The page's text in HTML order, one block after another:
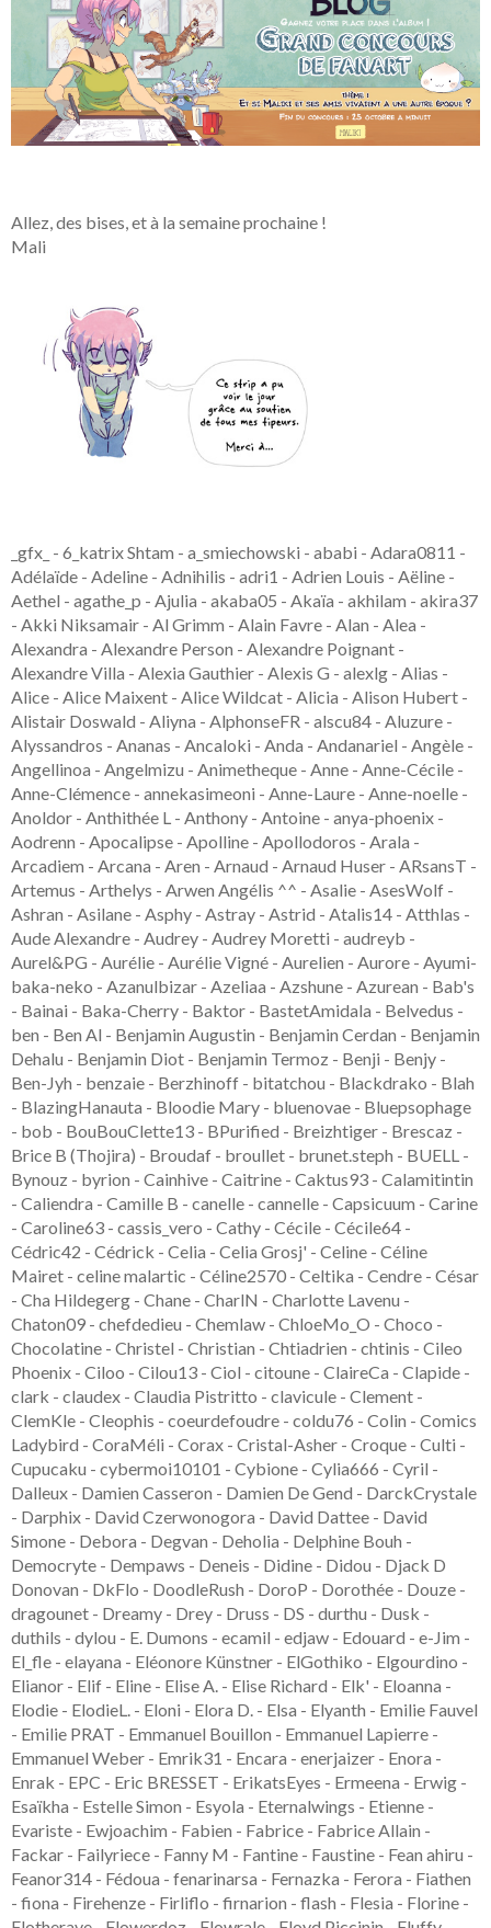
Allez, des bises, et à la semaine prochaine !
Mali
_gfx_ - 6_katrix Shtam - a_smiechowski - ababi - Adara0811 - Adélaïde - Adeline - Adnihilis - adri1 - Adrien Louis - Aëline - Aethel - agathe_p - Ajulia - akaba05 - Akaïa - akhilam - akira37 - Akki Niksamair - Al Grimm - Alain Favre - Alan - Alea - Alexandra - Alexandre Person - Alexandre Poignant - Alexandre Villa - Alexia Gauthier - Alexis G - alexlg - Alias - Alice - Alice Maixent - Alice Wildcat - Alicia - Alison Hubert - Alistair Doswald - Aliyna - AlphonseFR - alscu84 - Aluzure - Alyssandros - Ananas - Ancaloki - Anda - Andanariel - Angèle - Angellinoa - Angelmizu - Animetheque - Anne - Anne-Cécile - Anne-Clémence - annekasimeoni - Anne-Laure - Anne-noelle - Anoldor - Anthithée L - Anthony - Antoine - anya-phoenix - Aodrenn - Apocalipse - Apolline - Apollodoros - Arala - Arcadiem - Arcana - Aren - Arnaud - Arnaud Huser - ARsansT - Artemus - Arthelys - Arwen Angélis ^^ - Asalie - AsesWolf - Ashran - Asilane - Asphy - Astray - Astrid - Atalis14 - Atthlas - Aude Alexandre - Audrey - Audrey Moretti - audreyb - Aurel&PG - Aurélie - Aurélie Vigné - Aurelien - Aurore - Ayumi-baka-neko - Azanulbizar - Azeliaa - Azshune - Azurean - Bab's - Bainai - Baka-Cherry - Baktor - BastetAmidala - Belvedus - ben - Ben Al - Benjamin Augustin - Benjamin Cerdan - Benjamin Dehalu - Benjamin Diot - Benjamin Termoz - Benji - Benjy - Ben-Jyh - benzaie - Berzhinoff - bitatchou - Blackdrako - Blah - BlazingHanauta - Bloodie Mary - bluenovae - Bluepsophage - bob - BouBouClette13 - BPurified - Breizhtiger - Brescaz - Brice B (Thojira) - Broudaf - broullet - brunet.steph - BUELL - Bynouz - byrion - Cainhive - Caitrine - Caktus93 - Calamitintin - Caliendra - Camille B - canelle - cannelle - Capsicuum - Carine - Caroline63 - cassis_vero - Cathy - Cécile - Cécile64 - Cédric42 - Cédrick - Celia - Celia Grosj' - Celine - Céline Mairet - celine malartic - Céline2570 - Celtika - Cendre - César - Cha Hildegerg - Chane - CharlN - Charlotte Lavenu - Chaton09 - chefdedieu - Chemlaw - ChloeMo_O - Choco - Chocolatine - Christel - Christian - Chtiadrien - chtinis - Cileo Phoenix - Ciloo - Cilou13 - Ciol - citoune - ClaireCa - Clapide - clark - claudex - Claudia Pistritto - clavicule - Clement - ClemKle - Cleophis - coeurdefoudre - coldu76 - Colin - Comics Ladybird - CoraMéli - Corax - Cristal-Asher - Croque - Culti - Cupucaku - cybermoi10101 - Cybione - Cylia666 - Cyril - Dalleux - Damien Casseron - Damien De Gend - DarckCrystale - Darphix - David Czerwonogora - David Dattee - David Simone - Debora - Degvan - Deholia - Delphine Bouh - Democryte - Dempaws - Deneis - Didine - Didou - Djack D Donovan - DkFlo - DoodleRush - DoroP - Dorothée - Douze - dragounet - Dreamy - Drey - Druss - DS - durthu - Dusk - duthils - dylou - E. Dumons - ecamil - edjaw - Edouard - e-Jim - El_fle - elayana - Eléonore Künstner - ElGothiko - Elgourdino - Elianor - Elif - Eline - Elise A. - Elise Richard - Elk' - Eloanna - Elodie - ElodieL. - Eloni - Elora D. - Elsa - Elyanth - Emilie Fauvel - Emilie PRAT - Emmanuel Bouillon - Emmanuel Lapierre - Emmanuel Weber - Emrik31 - Encara - enerjaizer - Enora - Enrak - EPC - Eric BRESSET - ErikatsEyes - Ermeena - Erwig - Esaïkha - Estelle Simon - Esyola - Eternalwings - Etienne - Evariste - Ewjoachim - Fabien - Fabrice - Fabrice Allain - Fackar - Failyriece - Fanny M - Fantine - Faustine - Fean ahiru - Feanor314 - Fédoua - fenarinarsa - Fernazka - Ferora - Fiathen - fiona - Firehenze - Firliflo - firnarion - flash - Flesia - Florine - Flotherave - Flowerdoz - Flowrale - Floyd Piccinin - Fluffy Ookami - flyeram - Folkienn - Fou Dubulbe - Fougere - Fouinar - Françoise - Fred - Frédéric - freezoo - freki - Freya - Freytaw - Frimousse - g107708667048774094729 - Gaboo - Gabralk ?Gabralk? Choj - gabriel gass - Gael - Gaël56 - Gaelle Comte - Gaeyah Staim - Gaialys - Galadingue - GallyNet - Garett Greaves - Garoke - gdureuil - Geek Crafts - Geri Idzi - géry Wuilbaut - GeTRoguE - ghani - Ghislain - Giga77 - Gin.net - ginteloph - girard mathieu - Gizmo - Gleaubulle - Gloppy - Gnoutte - Golder - Gouflax - Goutak - gouttegd - GreatGaret - gregory - Grégory - gregstar67 - grifeek - grognard - GroumpH - Gugli - Guillaume - Guitoon - gwen - Gwen et Boris - Gwendalen - gwenmcjaff - Gwenpaine - Hadrien - Hal West - Hammering - HanaPoulpe - Harmfuls - Hasu - Hawklass - Hayatte - Haynee - Heaven - Hedwige - Hélène - Hélo - Herilómë - Hertzeil - Heymie - Hicks - Hiei - Hien - Hikaru_Motenai - Hlussë - Hugo Chauvin - Hugues - Iceven - Idoruchan - Iezael - Iliana - illysma - Ilona - Imdweil - Imperaquiche - Inizi - inouekun luneRouge - Irishelfe - Isa et Co - Isiriak - isithran - Ivan le pierrot - IvèneMcKelly - izole - Jack Bauer - Jade_Yamyko - Jane - JAUD - jch - jcrouge - Jean Noel - Jean-Marc Leroy - Jeanne - Jean-Yves - Jenny16 - Jennysioux - jentokki - Jérémie Loth-Guillon - Jeremy - Jérémy - Jérémy Lomelino - Jessica - Jessy93 - jflesch - Jinora - Joël - Johan - Jouandomy - Ju shalichou - Judicaël - Juki-san - Julia - Julie - Julie Desbrus - Julie Mazeau - Julie Paoli - Julien Augereau (Ma c'hi) - Julien Baheux - Julien Duroure - Julien Faure - Julien Hemmerlé - Jumbef - Jun-Ichi Takeda - Jutendoji - K3nel - Kachi - Kahetra - Kahomaru - Kailyce - kakureta - KamiSeiTo - Karine - Kasumi - Kat' - Kath - KaynEKH - Kebree - Kecak - Kedos - Kedrann - Keichi - Keitaro - kenygia - Kerlgrey - Kerrinael - Kerwyn Raczaron - Keum-Ja - Kevin - Kévin - kevin pacini - Keyradin - Khilas - Ki - Kimixoo - Kingnc - Kira-Chama - KisameNet - Kiss Lil - Kitsune - Kmy - koala koala - Kornmuse - Koropockles - Kuro Deyuka - KuroTheDark - Kwaam - kwet44 - Kylina - Kyrobero - Kyrorlane - Kyrrian - Kyvarit - L3oli0 - Laekh - Laeti - Laetitia - Lafantasy42 - LaKarote - Lala - Larian - lattelis - Laura Chessa - Laure - Laure Girard - Laurent - Laurie - Laurier The Fox - Lazouave - Léa - Léanie - Leawyn - leiatortoise - Lenah - Lenassa DS - Léo Adam - Leo_XIII - Leodry - lerat74 - lestertanks88 - Leyciaan - Lezardox - Lidwina - Lifaeln - Lifestream - Likia - Lilizu - liluuuy - Lily - LilywithHoney - Lina - Linae / Fanny - Litany - Lo - Lockayron - Locutus - Loïc - Loïc Finat - lolo - Loquicom - LordRaccoon - Lou - Louan - Louise - Louvie - lroux - Luca - Lucas - Lucas B - lucdewacter - Luchsii - Lucie - Lucie Gobard - Lucrèce - Lucy - Ludovic ASSERE - Ludwig - Lui Elle - Lukka - Lula Courio - Lulgius - Lulu - Luxy - Lydie - Lyka - Lysemna - M RA - Maëlys Perry (Anima) - Maerow - Maeva - Maëva - Magali - MagaliB - MagaZub - Maha-Lee - Maitsuya - Maka - Maku - malebolgia - Malkav2024 - Malow - Mamabobobzh - Mandou - Manirian - Manon - Manwe - Maraneibi - Marcy - Marianna - Marianne - Marie - Marie et Nico - Marie-Aude - Marieh - Marine - MarineLarouge - Marinou - marion - Marion Astoux - Marjolaine - Marlena - MarlouCk - Marsup - Marteaufou - Martin - Martin Nyffenegger - Martin P - Mary06 - Marylène - Matau - Mathieu Busolin - Matthieu - Matthieu Bué - Maud Villaume - MaxBear - Maxxie - May - May Le LuxRay - McKeewa - Méga Bonus - Mel - Mélanie - Mélapin - Meliope Ikalia - Merlin d'Agrid - Merryl - Michaël - michel sage - Mickael - Mickaël Gil - midhrin - Miette - Miguel - mihne - Mikyvel - mimilinme - MimiM - Mina - minatsue - Min-Hee - Mini Souris - Minium - Mirabelle Aurea - Miryam - missnanoushkaable - MisterFox - mitsu - Mitsuika - Mizyg - Mokhan - Moreau - Morgane - Mornifle - Mororine - Moth - MoTion - mrndmbr - MrOutside - mrsinham - MrSkeithdeath37 - Mù - Muekirei - Muzikals - MyCHMN - Myrae Wibko - Myriam - Nabihime - Naemis - naevadeshan - Naïra - Namida44 - Nanuq - Nao - Nathalie - Nathalie M. Kha - Natrouge7 - NeA - Nek - Nek'ko Nya - Neko - Nelly - Nemesris - Nemseater - neolutin - Neorarus - Neradoc - Netfrost - Neuzalia - Newbo.O - Nezumibook - Niafrond - Nicolas - Nicolas Briche - Nicolas Claudon - Nicolas GUIZOUARN - Nicolas Lecourtois - Nightmaster - Niightmare - Nimue - Ninon - Nitro - Noémie - Noldos - Nonore - noucho - Noune - NyuuNyuuChan - Nyzeur - Océane - Océane Fosse - OERON - Ofie7 - okario - okh - OliverTrets - Olivier - Olrick140 - Oneill P - Ophé - ophélie HONORÉ (Tsun) - Ophelopede - Oumpah-Pah - P12 - Paco_777 - Padbock - Padmoumou - Pakou - Pandordark - Papagali - Papou - Papy Al - Para-Zite .Monster - Pascal Gailloud - PatateDouce - Patoch - Patti-Sue - Pauline Dromby - pct2369 - Pebble Family - Penther - Percolator - Percylegallois - Phenil606 - Pierre - Pierre ?Balhok? Maillot - Pierre Pouzol - Pierrick Portier - Pifou4 - Pikalaa - pingu1 - PinkSnail - Pismigerez - Pitouli - pitounet - Pixocode - plum's - Pococurante - PoisonFoxy - polgaraa - Polugritiya - Polycarpe - Popo - Porkepik - PouetPouet - Prorider74 - Pseudoless - Psychos - Psychos0568 - Puddin' - Quentin Zimmermann - Quentin.M - QuiPhenix - Racthor - Radji - Raeveriel - Raganaziel - Rahim - Rajathuk - Ranclanclank - RaphLula - Ravsan - Rayoyo - Redfish - Redndh - RedSam - Reivlys - Rémy - Renkineko - reploid - Rieur11 - Rishima - Rockwood - Roland - Romain Ligardes - Romain Martzolf - RomainBVT - Romalon - Romarik - Rosalie - Roselyne - Roxa - Rozenbrez - Rusk - Ryoko - Ryudjinn - Ryuzaki Tegamaru - Sabrina - sacquet - saha - Saku - Samantha - Sami Touil - Samy Fouilleux - Sandman - Sandra - Sandrine - Sarah_Fortune - sarge753 - Sariel71 - Sarkresh - Sayena - Sbgodin - Schrodinger - Seb - SEB813 - Sébastien - Sébastien & Elodie - sebnl - secosse - Segawa - SelmaTLBC - Sémio - Seth - SF - Shaantya - Shagi - Shargin - Sharlote - shasurita - shaton - sheep_42 - Sherea Fox - ShiroAkuma - Shizashi - Shyning - siamure - Sian - Simbathek - Simon Fiorucci - Siria Black - Sissi Imperator - Skalde - Skuld - Skye Crystal - Slayer1980 - Solal - Somalucard - Sophie - soulmanto - spacerouquin - Spipu - squir-elle - sridou38 - Staryu4ever - Stéphane Codazzi - Stephane Lapie - Stephanie - Stéphanie Brunel - Stephe - stgrl - Styr - Su Juh - Suika - superthécaire - Surah - Suzanne - Svetlana - Sylvain - Sylvain F. - Sylvain Mochet - Sylvain Touret - Sylvestre Massalaz - Syntaxe - Synthesium - systi